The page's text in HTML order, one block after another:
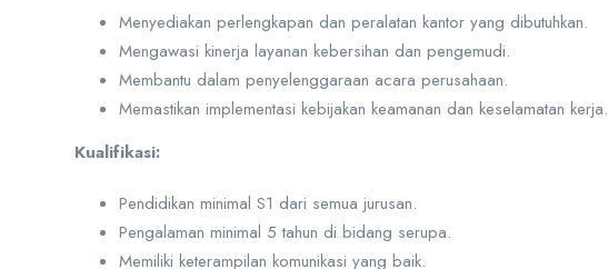
Menyediakan perlengkapan dan peralatan kantor yang dibutuhkan.
Mengawasi kinerja layanan kebersihan dan pengemudi.
Membantu dalam penyelenggaraan acara perusahaan.
Memastikan implementasi kebijakan keamanan dan keselamatan kerja.
Kualifikasi:
Pendidikan minimal S1 dari semua jurusan.
Pengalaman minimal 5 tahun di bidang serupa.
Memiliki keterampilan komunikasi yang baik.